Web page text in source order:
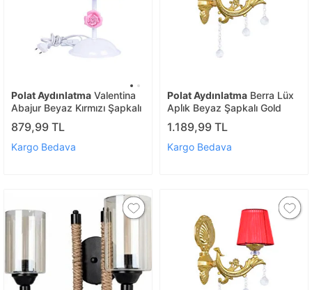
Polat Aydınlatma Valentina
Abajur Beyaz Kırmızı Şapkalı
879,99 TL
Kargo Bedava
Polat Aydınlatma Berra Lüx
Apli̇k Beyaz Şapkalı Gold
1.189,99 TL
Kargo Bedava